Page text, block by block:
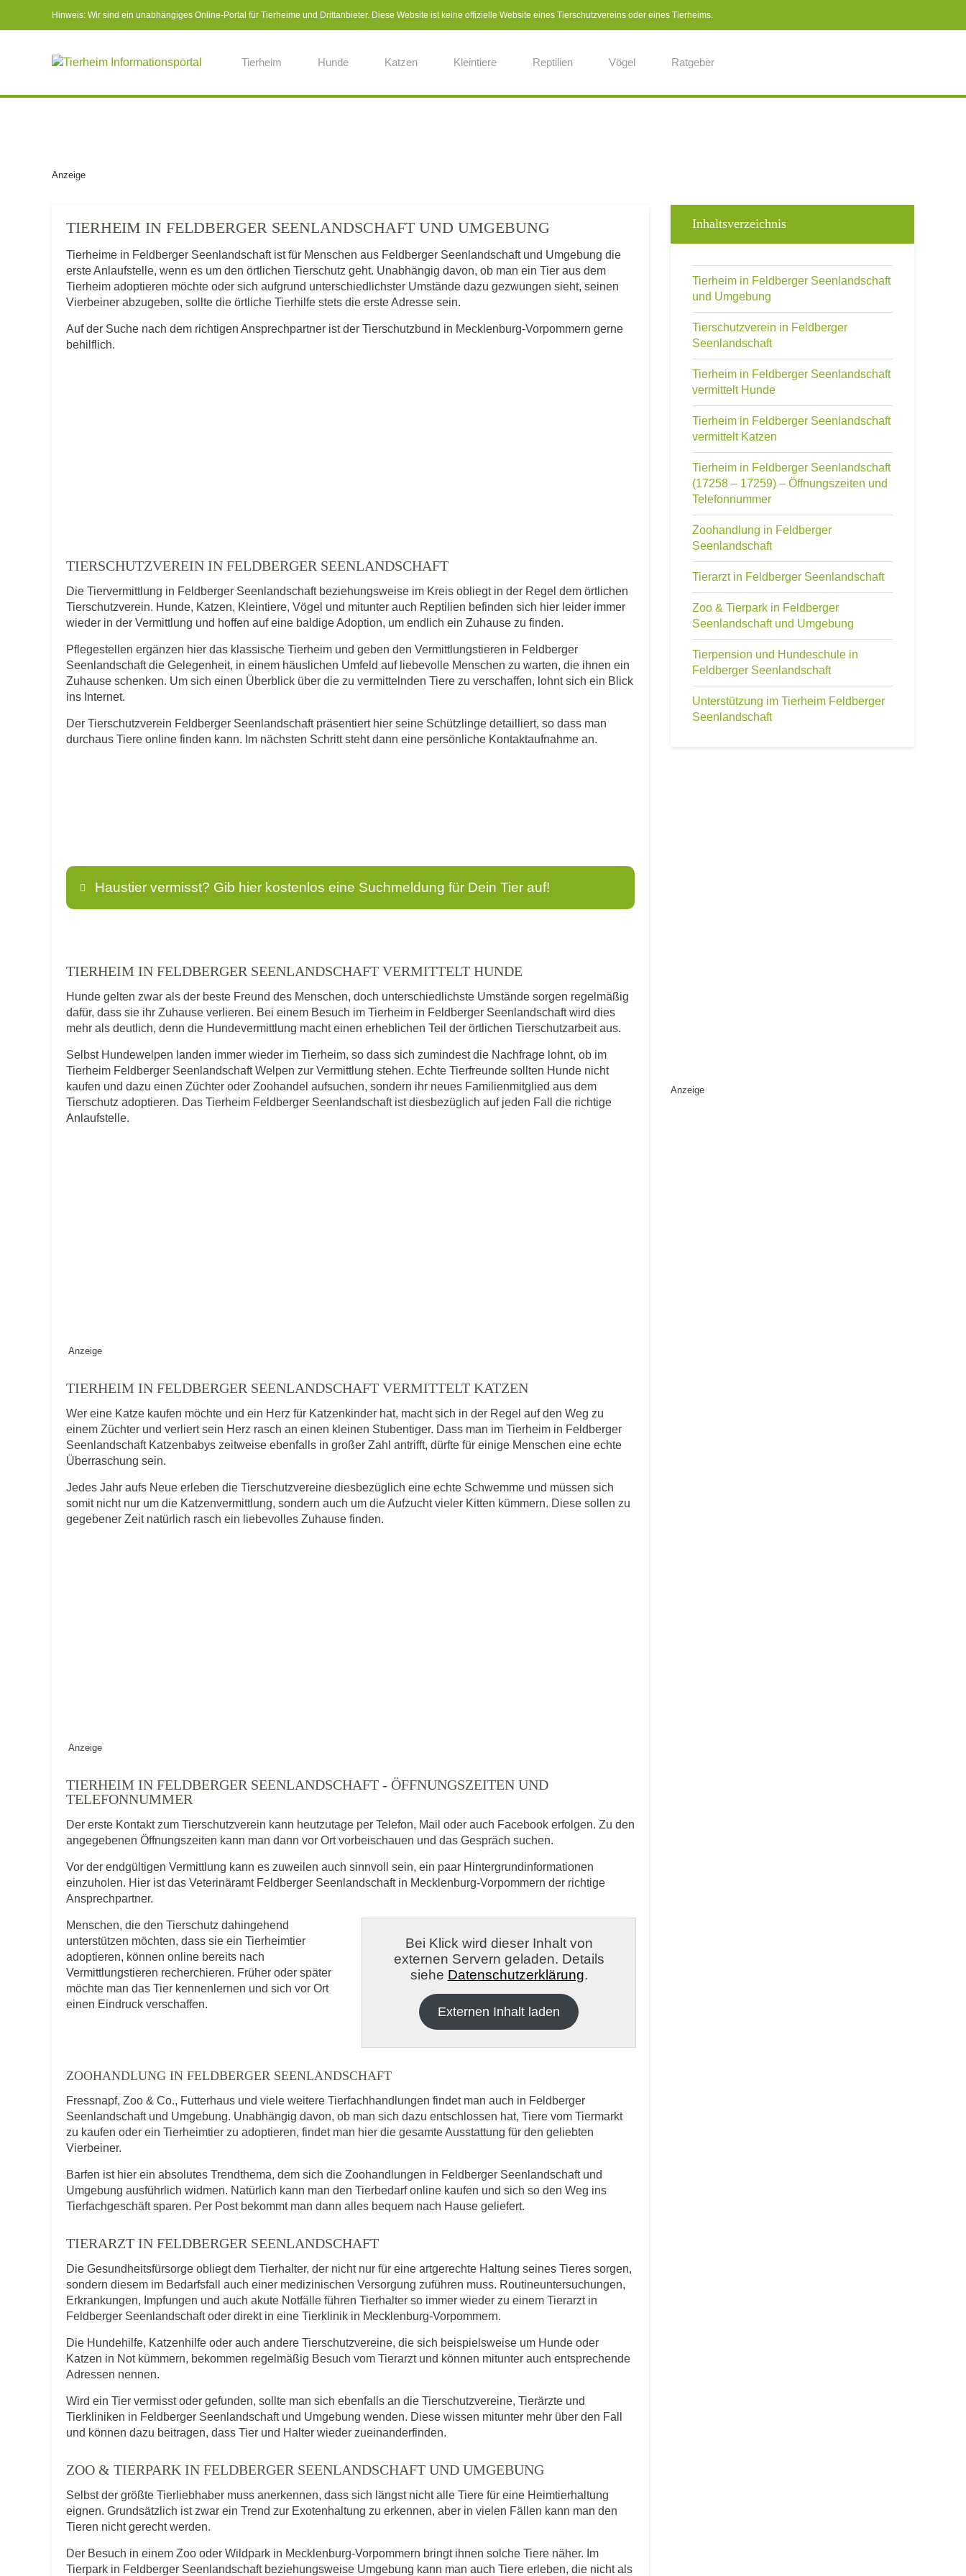
Hinweis: Wir sind ein unabhängiges Online-Portal für Tierheime und Drittanbieter. Diese Website ist keine offizielle Website eines Tierschutzvereins oder eines Tierheims.
Tierheim Hunde Katzen Kleintiere Reptilien Vögel Ratgeber
Anzeige
TIERHEIM IN FELDBERGER SEENLANDSCHAFT UND UMGEBUNG
Tierheime in Feldberger Seenlandschaft ist für Menschen aus Feldberger Seenlandschaft und Umgebung die
erste Anlaufstelle, wenn es um den örtlichen Tierschutz geht. Unabhängig davon, ob man ein Tier aus dem
Tierheim adoptieren möchte oder sich aufgrund unterschiedlichster Umstände dazu gezwungen sieht, seinen
Vierbeiner abzugeben, sollte die örtliche Tierhilfe stets die erste Adresse sein.
Auf der Suche nach dem richtigen Ansprechpartner ist der Tierschutzbund in Mecklenburg-Vorpommern gerne
behilflich.
TIERSCHUTZVEREIN IN FELDBERGER SEENLANDSCHAFT
Die Tiervermittlung in Feldberger Seenlandschaft beziehungsweise im Kreis obliegt in der Regel dem örtlichen
Tierschutzverein. Hunde, Katzen, Kleintiere, Vögel und mitunter auch Reptilien befinden sich hier leider immer
wieder in der Vermittlung und hoffen auf eine baldige Adoption, um endlich ein Zuhause zu finden.
Pflegestellen ergänzen hier das klassische Tierheim und geben den Vermittlungstieren in Feldberger
Seenlandschaft die Gelegenheit, in einem häuslichen Umfeld auf liebevolle Menschen zu warten, die ihnen ein
Zuhause schenken. Um sich einen Überblick über die zu vermittelnden Tiere zu verschaffen, lohnt sich ein Blick
ins Internet.
Der Tierschutzverein Feldberger Seenlandschaft präsentiert hier seine Schützlinge detailliert, so dass man
durchaus Tiere online finden kann. Im nächsten Schritt steht dann eine persönliche Kontaktaufnahme an.
Haustier vermisst? Gib hier kostenlos eine Suchmeldung für Dein Tier auf!
E-Mail*
Beschreibung des Tiers
Kontaktdaten des Besitzers
E-Mail-Adresse
ABSENDEN
TIERHEIM IN FELDBERGER SEENLANDSCHAFT VERMITTELT HUNDE
Hunde gelten zwar als der beste Freund des Menschen, doch unterschiedlichste Umstände sorgen regelmäßig
dafür, dass sie ihr Zuhause verlieren. Bei einem Besuch im Tierheim in Feldberger Seenlandschaft wird dies
mehr als deutlich, denn die Hundevermittlung macht einen erheblichen Teil der örtlichen Tierschutzarbeit aus.
Selbst Hundewelpen landen immer wieder im Tierheim, so dass sich zumindest die Nachfrage lohnt, ob im
Tierheim Feldberger Seenlandschaft Welpen zur Vermittlung stehen. Echte Tierfreunde sollten Hunde nicht
kaufen und dazu einen Züchter oder Zoohandel aufsuchen, sondern ihr neues Familienmitglied aus dem
Tierschutz adoptieren. Das Tierheim Feldberger Seenlandschaft ist diesbezüglich auf jeden Fall die richtige
Anlaufstelle.
Anzeige
TIERHEIM IN FELDBERGER SEENLANDSCHAFT VERMITTELT KATZEN
Wer eine Katze kaufen möchte und ein Herz für Katzenkinder hat, macht sich in der Regel auf den Weg zu
einem Züchter und verliert sein Herz rasch an einen kleinen Stubentiger. Dass man im Tierheim in Feldberger
Seenlandschaft Katzenbabys zeitweise ebenfalls in großer Zahl antrifft, dürfte für einige Menschen eine echte
Überraschung sein.
Jedes Jahr aufs Neue erleben die Tierschutzvereine diesbezüglich eine echte Schwemme und müssen sich
somit nicht nur um die Katzenvermittlung, sondern auch um die Aufzucht vieler Kitten kümmern. Diese sollen zu
gegebener Zeit natürlich rasch ein liebevolles Zuhause finden.
Anzeige
TIERHEIM IN FELDBERGER SEENLANDSCHAFT - ÖFFNUNGSZEITEN UND
TELEFONNUMMER
Der erste Kontakt zum Tierschutzverein kann heutzutage per Telefon, Mail oder auch Facebook erfolgen. Zu den
angegebenen Öffnungszeiten kann man dann vor Ort vorbeischauen und das Gespräch suchen.
Vor der endgültigen Vermittlung kann es zuweilen auch sinnvoll sein, ein paar Hintergrundinformationen
einzuholen. Hier ist das Veterinäramt Feldberger Seenlandschaft in Mecklenburg-Vorpommern der richtige
Ansprechpartner.
Menschen, die den Tierschutz dahingehend
unterstützen möchten, dass sie ein Tierheimtier
adoptieren, können online bereits nach
Vermittlungstieren recherchieren. Früher oder später
möchte man das Tier kennenlernen und sich vor Ort
einen Eindruck verschaffen.
Bei Klick wird dieser Inhalt von
externen Servern geladen. Details
siehe Datenschutzerklärung.
Externen Inhalt laden
ZOOHANDLUNG IN FELDBERGER SEENLANDSCHAFT
Fressnapf, Zoo & Co., Futterhaus und viele weitere Tierfachhandlungen findet man auch in Feldberger
Seenlandschaft und Umgebung. Unabhängig davon, ob man sich dazu entschlossen hat, Tiere vom Tiermarkt
zu kaufen oder ein Tierheimtier zu adoptieren, findet man hier die gesamte Ausstattung für den geliebten
Vierbeiner.
Barfen ist hier ein absolutes Trendthema, dem sich die Zoohandlungen in Feldberger Seenlandschaft und
Umgebung ausführlich widmen. Natürlich kann man den Tierbedarf online kaufen und sich so den Weg ins
Tierfachgeschäft sparen. Per Post bekommt man dann alles bequem nach Hause geliefert.
TIERARZT IN FELDBERGER SEENLANDSCHAFT
Die Gesundheitsfürsorge obliegt dem Tierhalter, der nicht nur für eine artgerechte Haltung seines Tieres sorgen,
sondern diesem im Bedarfsfall auch einer medizinischen Versorgung zuführen muss. Routineuntersuchungen,
Erkrankungen, Impfungen und auch akute Notfälle führen Tierhalter so immer wieder zu einem Tierarzt in
Feldberger Seenlandschaft oder direkt in eine Tierklinik in Mecklenburg-Vorpommern.
Die Hundehilfe, Katzenhilfe oder auch andere Tierschutzvereine, die sich beispielsweise um Hunde oder
Katzen in Not kümmern, bekommen regelmäßig Besuch vom Tierarzt und können mitunter auch entsprechende
Adressen nennen.
Wird ein Tier vermisst oder gefunden, sollte man sich ebenfalls an die Tierschutzvereine, Tierärzte und
Tierkliniken in Feldberger Seenlandschaft und Umgebung wenden. Diese wissen mitunter mehr über den Fall
und können dazu beitragen, dass Tier und Halter wieder zueinanderfinden.
ZOO & TIERPARK IN FELDBERGER SEENLANDSCHAFT UND UMGEBUNG
Selbst der größte Tierliebhaber muss anerkennen, dass sich längst nicht alle Tiere für eine Heimtierhaltung
eignen. Grundsätzlich ist zwar ein Trend zur Exotenhaltung zu erkennen, aber in vielen Fällen kann man den
Tieren nicht gerecht werden.
Der Besuch in einem Zoo oder Wildpark in Mecklenburg-Vorpommern bringt ihnen solche Tiere näher. Im
Tierpark in Feldberger Seenlandschaft beziehungsweise Umgebung kann man auch Tiere erleben, die nicht als
Inhaltsverzeichnis
Tierheim in Feldberger Seenlandschaft
und Umgebung
Tierschutzverein in Feldberger
Seenlandschaft
Tierheim in Feldberger Seenlandschaft
vermittelt Hunde
Tierheim in Feldberger Seenlandschaft
vermittelt Katzen
Tierheim in Feldberger Seenlandschaft
(17258 – 17259) – Öffnungszeiten und
Telefonnummer
Zoohandlung in Feldberger
Seenlandschaft
Tierarzt in Feldberger Seenlandschaft
Zoo & Tierpark in Feldberger
Seenlandschaft und Umgebung
Tierpension und Hundeschule in
Feldberger Seenlandschaft
Unterstützung im Tierheim Feldberger
Seenlandschaft
Anzeige